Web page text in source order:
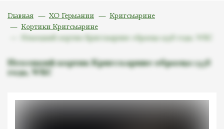
Главная ХО Германии
Кригсмарине
Кортики Кригсмарине
Немецкий кортик Кригсмарине образца 1938
года, WKC